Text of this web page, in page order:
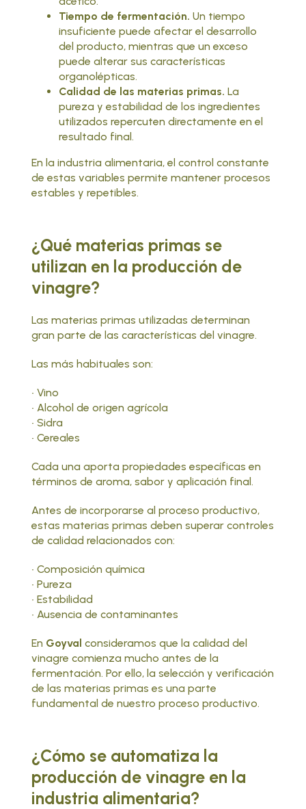
Tiempo de fermentación.Un tiempo
insuficiente puede afectar el desarrollo
del producto, mientras que un exceso
puede alterar sus características
organolépticas.
Calidad de las materias primas.La
pureza y estabilidad de los ingredientes
utilizados repercuten directamente en el
resultado final.
En la industria alimentaria, el control constante
de estas variables permite mantener procesos
estables y repetibles.
¿Qué materias primas se
utilizan en la producción de
vinagre?
Las materias primas utilizadas determinan
gran parte de las características del vinagre.
Las más habituales son:
• Vino
• Alcohol de origen agrícola
• Sidra
• Cereales
Cada una aporta propiedades específicas en
términos de aroma, sabor y aplicación final.
Antes de incorporarse al proceso productivo,
estas materias primas deben superar controles
de calidad relacionados con:
• Composición química
• Pureza
• Estabilidad
• Ausencia de contaminantes
En Goyvalconsideramos que la calidad del
vinagre comienza mucho antes de la
fermentación. Por ello, la selección y verificación
de las materias primas es una parte
fundamental de nuestro proceso productivo.
¿Cómo se automatiza la
producción de vinagre en la
industria alimentaria?